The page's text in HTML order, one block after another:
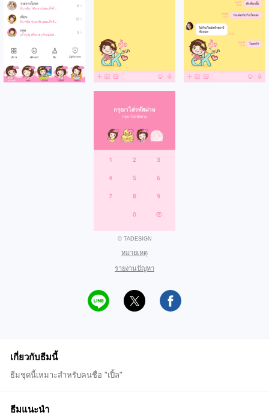
© TADESIGN
หมายเหตุ
รายงานปัญหา
เกี่ยวกับธีมนี้
ธีมชุดนี้เหมาะสำหรับคนชื่อ "เปิ้ล"
ธีมแนะนำ